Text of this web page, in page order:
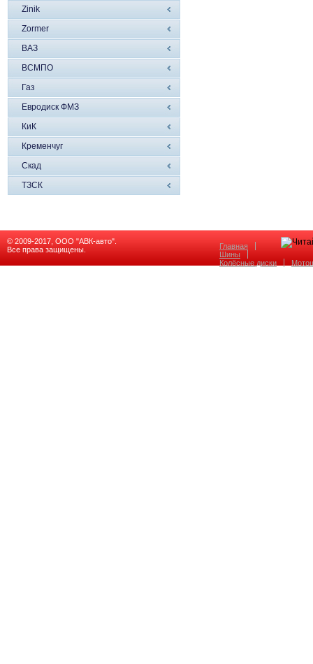
Zinik
Zormer
ВАЗ
ВСМПО
Газ
Евродиск ФМЗ
КиК
Кременчуг
Скад
ТЗСК
© 2009-2017, ООО "АВК-авто".
Все права защищены.
Главная
Шины
Колёсные диски